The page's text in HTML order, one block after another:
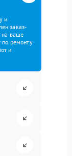
и
заказ-
на ваше
по ремонту
и